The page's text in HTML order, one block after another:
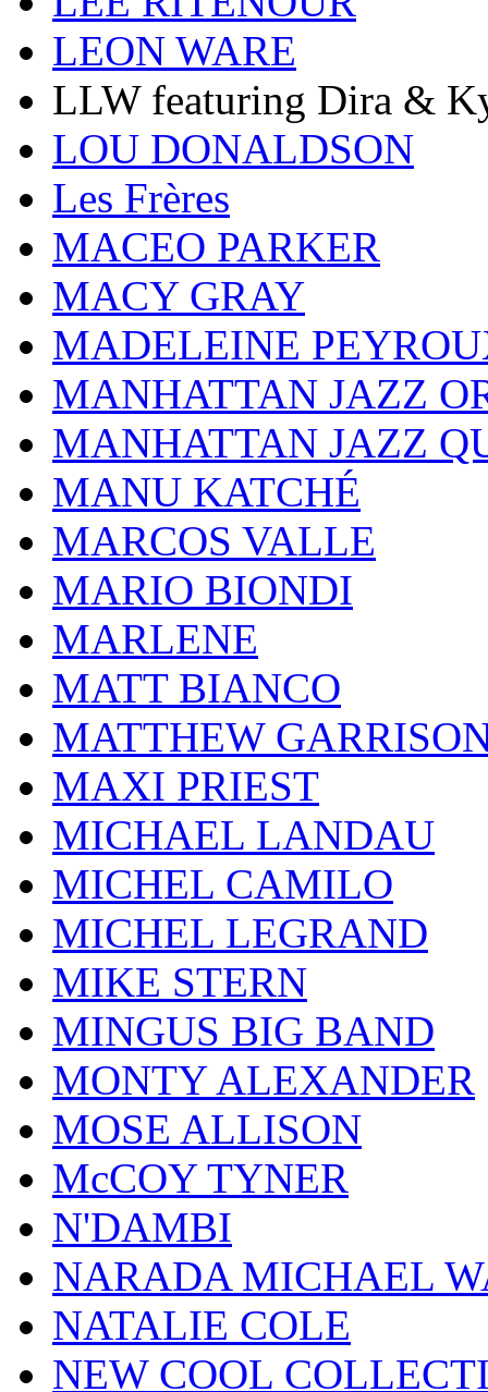
LEON WARE
LLW featuring Dira &
LOU DONALDSON
Les Frères
MACEO PARKER
MACY GRAY
MADELEINE
MANHATTAN JAZZ
MANHATTAN JAZZ
MANU KATCHÉ
MARCOS VALLE
MARIO BIONDI
MARLENE
MATT BIANCO
MATTHEW
MAXI PRIEST
MICHAEL LANDAU
MICHEL CAMILO
MICHEL LEGRAND
MIKE STERN
MINGUS BIG BAND
MONTY ALEXANDER
MOSE ALLISON
McCOY TYNER
N'DAMBI
NARADA MICHAEL
NATALIE COLE
NEW COOL